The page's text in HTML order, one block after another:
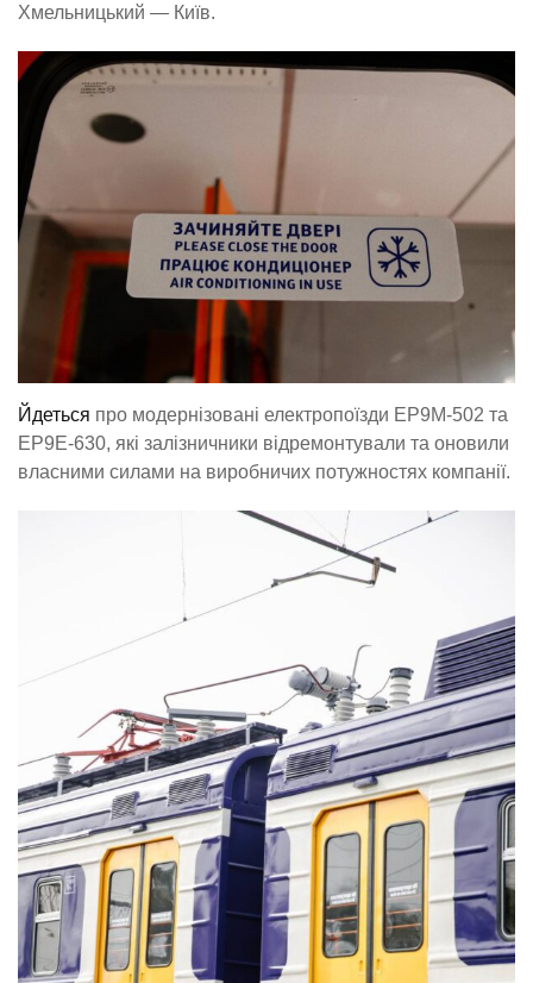
Хмельницький — Київ.
Йдеться про модернізовані електропоїзди ЕР9М-502 та
ЕР9Е-630, які залізничники відремонтували та оновили
власними силами на виробничих потужностях компанії.